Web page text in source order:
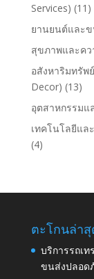
Services) (11)
ยานยนต์และข
สุขภาพและคว
อสังหาริมทรัพ
Decor) (13)
อุตสาหกรรมแ
เทคโนโลยีแล
(4)
ตะโกนล่า
บริการรถเท
ขนส่งปลอด